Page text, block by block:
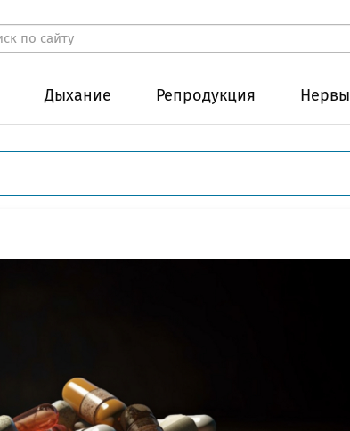
Дыхание Репродукция Нервы